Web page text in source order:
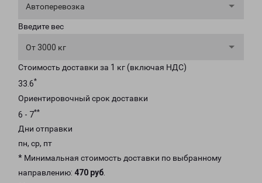
Автоперевозка
Введите вес
От 3000 кг
Стоимость доставки за 1 кг (включая НДС)
33.6*
Ориентировочный срок доставки
6 - 7**
Дни отправки
пн, ср, пт
* Минимальная стоимость доставки по выбранному
направлению: 470 руб.